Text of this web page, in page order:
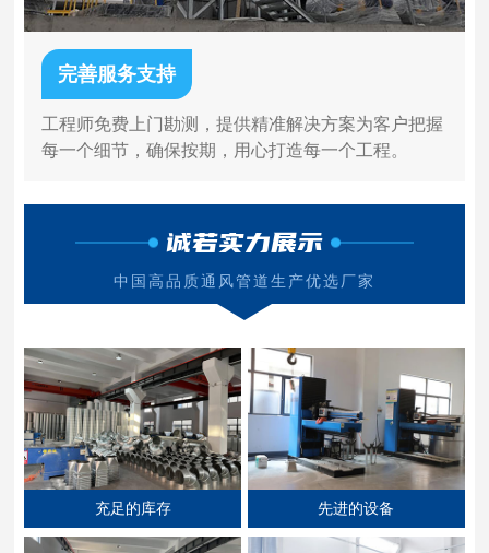
完善服务支持
工程师免费上门勘测，提供精准解决方案为客户把握
每一个细节，确保按期，用心打造每一个工程。
诚若实力展示
中国高品质通风管道生产优选厂家
充足的库存 先进的设备